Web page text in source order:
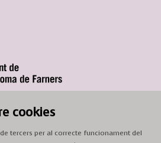
Farners
dilluns a dissabte, de 9 a 13 h.
cookies
tercers per al correcte funcionament del